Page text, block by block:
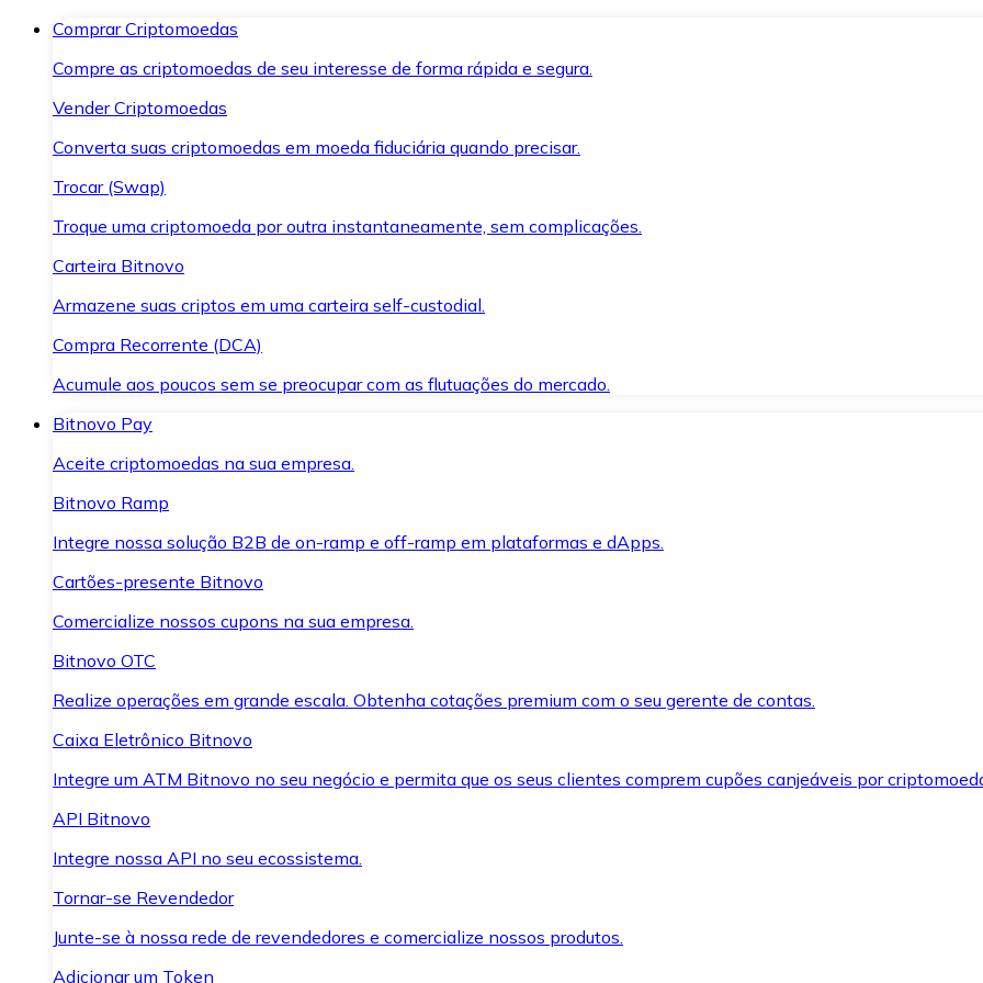
Comprar Criptomoedas
Compre as criptomoedas de seu interesse de forma rápida e segura.
Vender Criptomoedas
Converta suas criptomoedas em moeda fiduciária quando precisar.
Trocar (Swap)
Troque uma criptomoeda por outra instantaneamente, sem complicações.
Carteira Bitnovo
Armazene suas criptos em uma carteira self-custodial.
Compra Recorrente (DCA)
Acumule aos poucos sem se preocupar com as flutuações do mercado.
Bitnovo Pay
Aceite criptomoedas na sua empresa.
Bitnovo Ramp
Integre nossa solução B2B de on-ramp e off-ramp em plataformas e dApps.
Cartões-presente Bitnovo
Comercialize nossos cupons na sua empresa.
Bitnovo OTC
Realize operações em grande escala. Obtenha cotações premium com o seu gerente de contas.
Caixa Eletrônico Bitnovo
Integre um ATM Bitnovo no seu negócio e permita que os seus clientes comprem cupões canjeáveis por
API Bitnovo
Integre nossa API no seu ecossistema.
Tornar-se Revendedor
Junte-se à nossa rede de revendedores e comercialize nossos produtos.
Adicionar um Token